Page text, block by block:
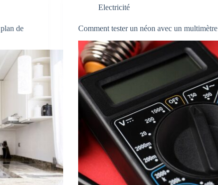
de
Electricité
Comment tester un néon avec un multimètre